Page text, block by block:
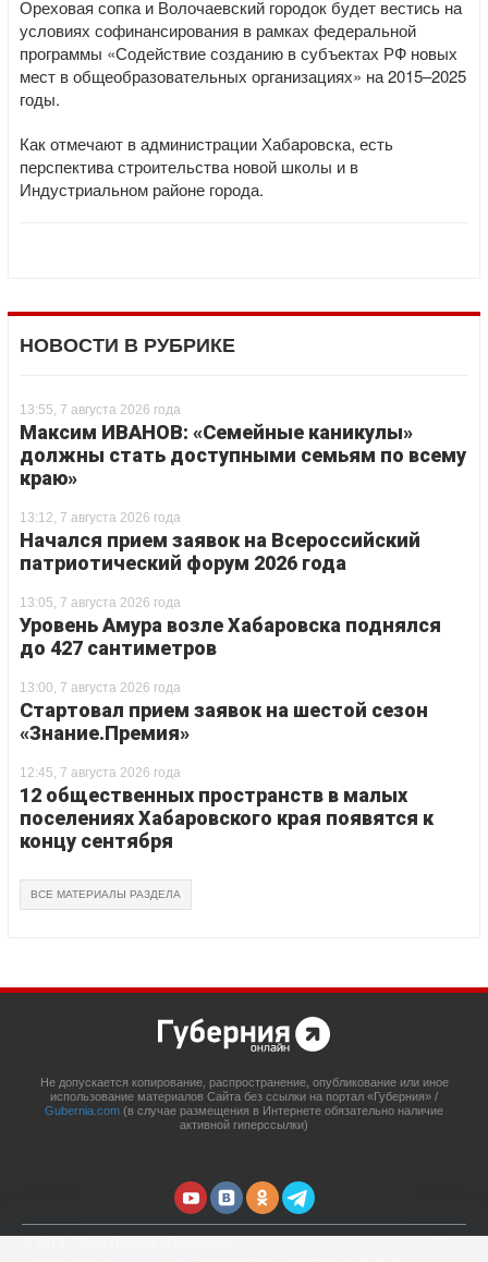
Ореховая сопка и Волочаевский городок будет вестись на
условиях софинансирования в рамках федеральной
программы «Содействие созданию в субъектах РФ новых
мест в общеобразовательных организациях» на 2015–2025
годы.
Как отмечают в администрации Хабаровска, есть
перспектива строительства новой школы и в
Индустриальном районе города.
НОВОСТИ В РУБРИКЕ
13:55, 7 августа 2026 года
Максим ИВАНОВ: «Семейные каникулы»
должны стать доступными семьям по всему
краю»
13:12, 7 августа 2026 года
Начался прием заявок на Всероссийский
патриотический форум 2026 года
13:05, 7 августа 2026 года
Уровень Амура возле Хабаровска поднялся
до 427 сантиметров
13:00, 7 августа 2026 года
Стартовал прием заявок на шестой сезон
«Знание.Премия»
12:45, 7 августа 2026 года
12 общественных пространств в малых
поселениях Хабаровского края появятся к
концу сентября
ВСЕ МАТЕРИАЛЫ РАЗДЕЛА
Не допускается копирование, распространение, опубликование или иное
использование материалов Сайта без ссылки на портал «Губерния» /
Gubernia.com (в случае размещения в Интернете обязательно наличие
активной гиперссылки)